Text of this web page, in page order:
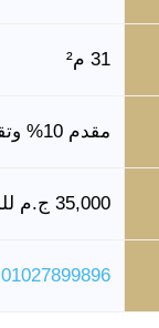
31 م²
مقدم 10% وتقسيط حتى 6 سنوات
35,000 ج.م للمتر
01027899896